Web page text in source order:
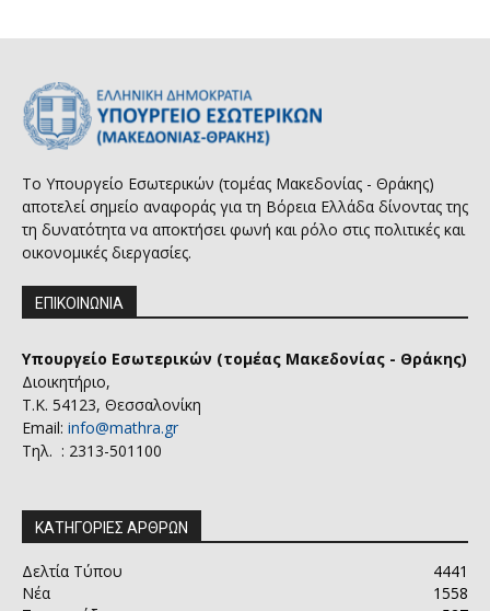
Το Υπουργείο Εσωτερικών (τομέας Μακεδονίας - Θράκης)
αποτελεί σημείο αναφοράς για τη Βόρεια Ελλάδα δίνοντας της
τη δυνατότητα να αποκτήσει φωνή και ρόλο στις πολιτικές και
οικονομικές διεργασίες.
ΕΠΙΚΟΙΝΩΝΙΑ
Υπουργείο Εσωτερικών (τομέας Μακεδονίας - Θράκης)
Διοικητήριο,
Τ.Κ. 54123, Θεσσαλονίκη
Email: info@mathra.gr
Τηλ. : 2313-501100
ΚΑΤΗΓΟΡΙΕΣ ΑΡΘΡΩΝ
Δελτία Τύπου
4441
Νέα
1558